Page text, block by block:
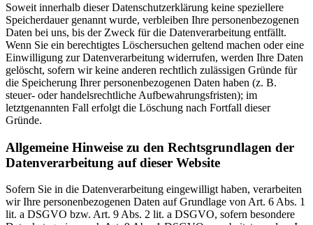
Soweit innerhalb dieser Datenschutzerklärung keine speziellere
Speicherdauer genannt wurde, verbleiben Ihre personenbezogenen
Daten bei uns, bis der Zweck für die Datenverarbeitung entfällt.
Wenn Sie ein berechtigtes Löschersuchen geltend machen oder eine
Einwilligung zur Datenverarbeitung widerrufen, werden Ihre Daten
gelöscht, sofern wir keine anderen rechtlich zulässigen Gründe für
die Speicherung Ihrer personenbezogenen Daten haben (z. B.
steuer- oder handelsrechtliche Aufbewahrungsfristen); im
letztgenannten Fall erfolgt die Löschung nach Fortfall dieser
Gründe.
Allgemeine Hinweise zu den Rechtsgrundlagen der
Datenverarbeitung auf dieser Website
Sofern Sie in die Datenverarbeitung eingewilligt haben, verarbeiten
wir Ihre personenbezogenen Daten auf Grundlage von Art. 6 Abs. 1
lit. a DSGVO bzw. Art. 9 Abs. 2 lit. a DSGVO, sofern besondere